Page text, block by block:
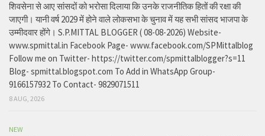
शिवसेना से आए सांसदों को भरोसा दिलाया कि उनके राजनीतिक हितों की रक्षा की
जाएगी। यानी वर्ष 2029 में होने वाले लोकसभा के चुनाव में यह सभी सांसद भाजपा के
उम्मीदवार होंगे। S.P.MITTAL BLOGGER ( 08-08-2026) Website-
www.spmittal.in Facebook Page- www.facebook.com/SPMittalblog
Follow me on Twitter- https://twitter.com/spmittalblogger?s=11
Blog- spmittal.blogspot.com To Add in WhatsApp Group-
9166157932 To Contact- 9829071511
8 AUG, 2026
NEW